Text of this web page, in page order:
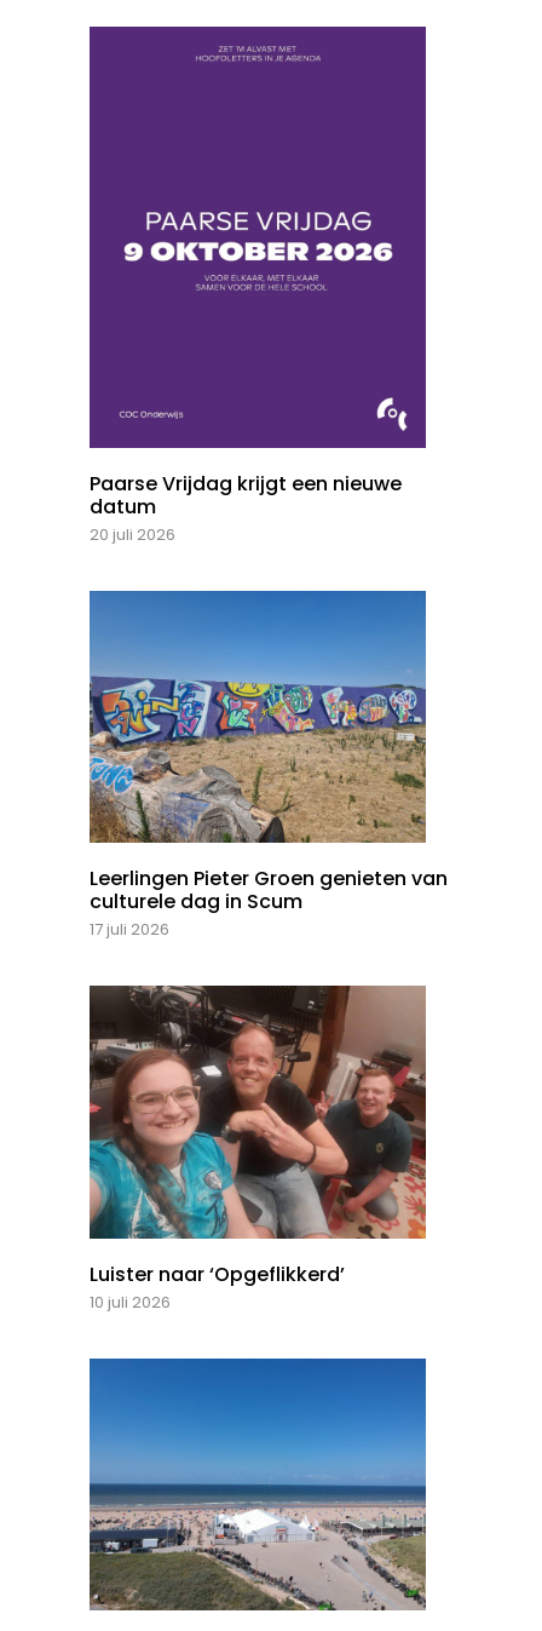
Paarse Vrijdag krijgt een nieuwe
datum
20 juli 2026
Leerlingen Pieter Groen genieten van
culturele dag in Scum
17 juli 2026
Luister naar ‘Opgeflikkerd’
10 juli 2026